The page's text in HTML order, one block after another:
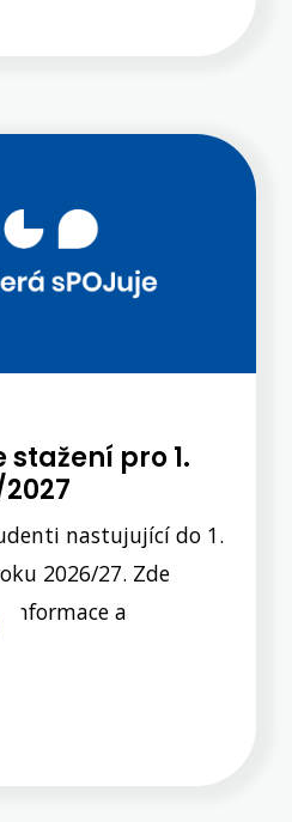
...zde.
pro 1.
nastujující do 1.
2026/27. Zde
informace a
je nutné se seznámit